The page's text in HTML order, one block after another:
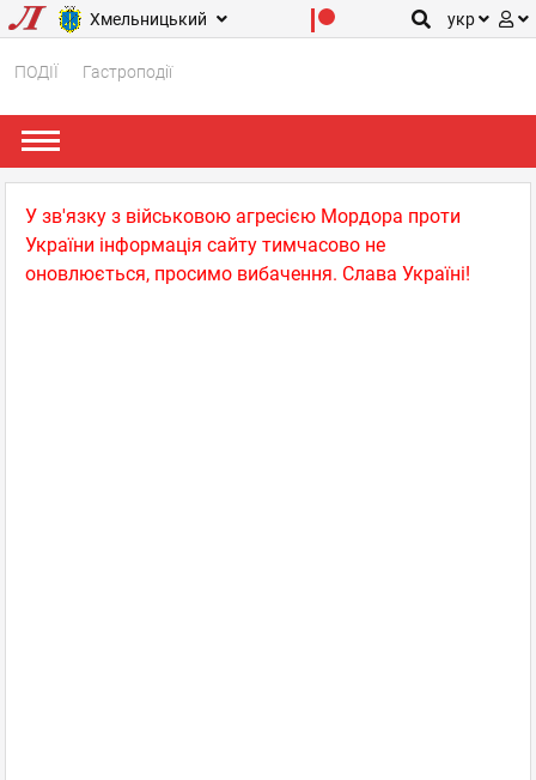
Хмельницький укр
ПОДІЇ Гастроподії
У зв'язку з військовою агресією Мордора проти
України інформація сайту тимчасово не
оновлюється, просимо вибачення. Слава Україні!